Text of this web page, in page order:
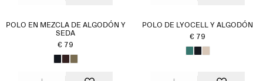
POLO EN MEZCLA DE ALGODÓN Y
SEDA
€ 79
POLO DE LYOCELL Y ALGODÓN
€ 79